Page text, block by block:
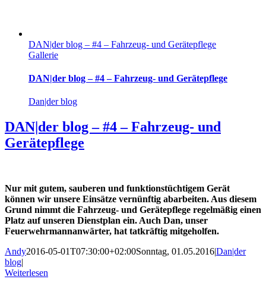
DAN|der blog – #4 – Fahrzeug- und Gerätepflege
Gallerie
DAN|der blog – #4 – Fahrzeug- und Gerätepflege
Dan|der blog
DAN|der blog – #4 – Fahrzeug- und
Gerätepflege
Nur mit gutem, sauberen und funktionstüchtigem Gerät
können wir unsere Einsätze vernünftig abarbeiten. Aus diesem
Grund nimmt die Fahrzeug- und Gerätepflege regelmäßig einen
Platz auf unseren Dienstplan ein. Auch Dan, unser
Feuerwehrmannanwärter, hat tatkräftig mitgeholfen.
Andy2016-05-01T07:30:00+02:00Sonntag, 01.05.2016|Dan|der
blog|
Weiterlesen